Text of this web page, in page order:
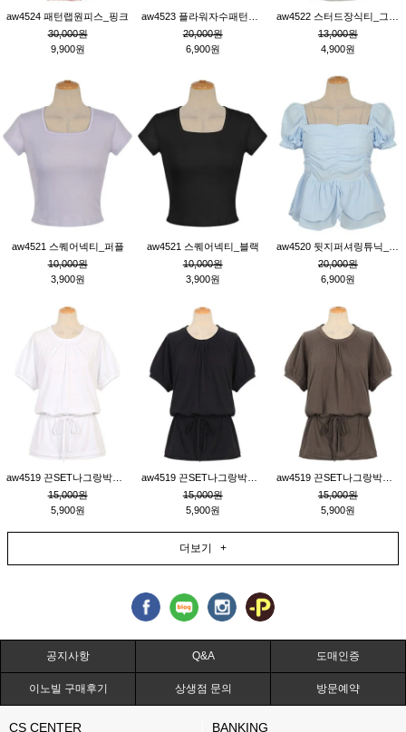
aw4524 패턴랩원피스_핑크
30,000원
9,900원
20,000원
6,900원
13,000원
4,900원
aw4521 스퀘어넥티_퍼플
10,000원
3,900원
aw4521 스퀘어넥티_블랙
10,000원
3,900원
20,000원
6,900원
15,000원
5,900원
15,000원
5,900원
15,000원
5,900원
더보기 +
공지사항 Q&A 도매인증
이노빌 구매후기 상생점 문의 방문예약
CS CENTER BANKING